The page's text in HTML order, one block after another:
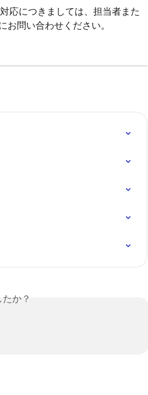
応につきましては、担当者また
問い合わせください。
か？